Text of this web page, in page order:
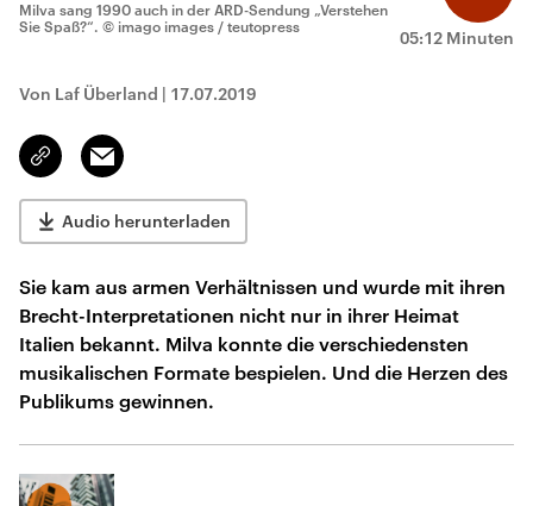
05:12 Minuten
Milva sang 1990 auch in der ARD-Sendung „Verstehen
Sie Spaß?“. © imago images / teutopress
Von Laf Überland | 17.07.2019
Link
kopieren/teilen
Email
Audio herunterladen
Sie kam aus armen Verhältnissen und wurde mit ihren
Brecht-Interpretationen nicht nur in ihrer Heimat
Italien bekannt. Milva konnte die verschiedensten
musikalischen Formate bespielen. Und die Herzen des
Publikums gewinnen.